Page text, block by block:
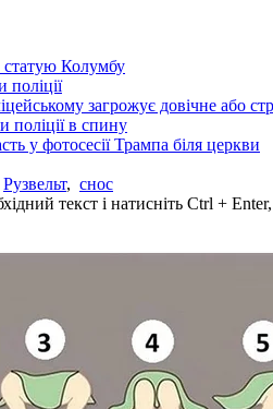
статую Колумбу
загрожує довічне або
поліції в спину
у фотосесії Трампа біля церкви
Рузвельт, снос
текст і натисніть Ctrl +